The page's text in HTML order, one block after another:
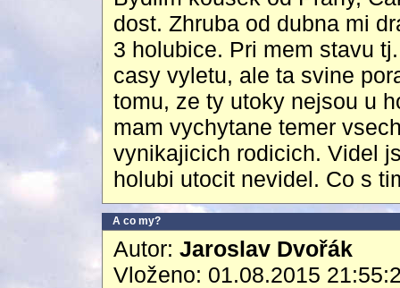
dost. Zhruba od dubna mi
3 holubice. Pri mem stavu
casy vyletu, ale ta svine
tomu, ze ty utoky nejsou u
mam vychytane temer
vynikajicich rodicich. Videl
holubi utocit nevidel. Co s
A co my?
Autor: Jaroslav Dvořák
Vloženo: 01.08.2015